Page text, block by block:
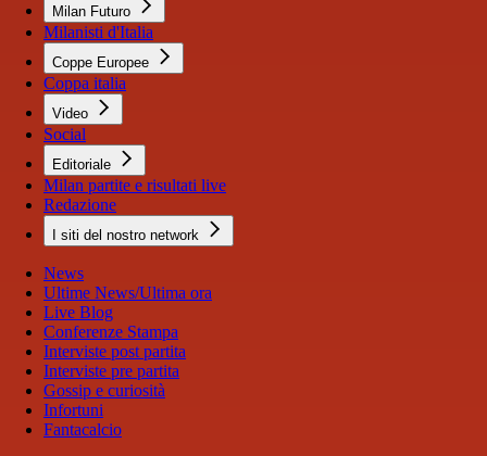
Milan Futuro
Milanisti d'Italia
Coppe Europee
Coppa italia
Video
Social
Editoriale
Milan partite e risultati live
Redazione
I siti del nostro network
News
Ultime News/Ultima ora
Live Blog
Conferenze Stampa
Interviste post partita
Interviste pre partita
Gossip e curiosità
Infortuni
Fantacalcio